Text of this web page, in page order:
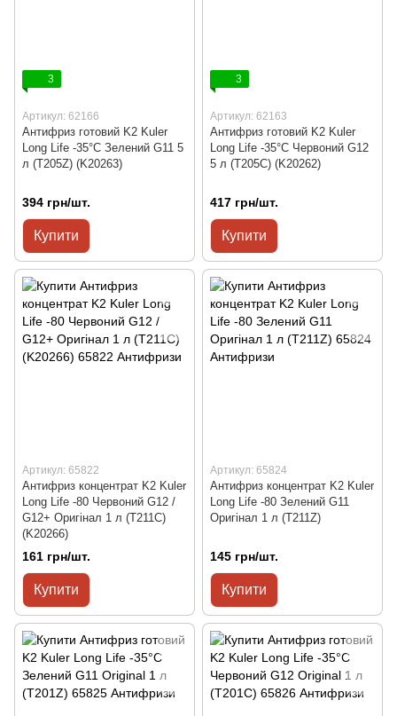
3
Артикул: 62166
Антифриз готовий K2 Kuler
Long Life -35°C Зелений G11 5
л (T205Z) (K20263)
394 грн/шт.
Купити
3
Артикул: 62163
Антифриз готовий K2 Kuler
Long Life -35°C Червоний G12
5 л (T205C) (K20262)
417 грн/шт.
Купити
Артикул: 65822
Антифриз концентрат K2 Kuler
Long Life -80 Червоний G12 /
G12+ Оригінал 1 л (T211C)
(K20266)
161 грн/шт.
Купити
Артикул: 65824
Антифриз концентрат K2 Kuler
Long Life -80 Зелений G11
Оригінал 1 л (T211Z)
145 грн/шт.
Купити